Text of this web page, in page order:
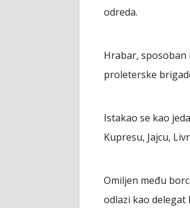
odreda.
Hrabar, sposoban
proleterske
Istakao se kao
Kupresu, Jajcu,
Omiljen među
odlazi kao